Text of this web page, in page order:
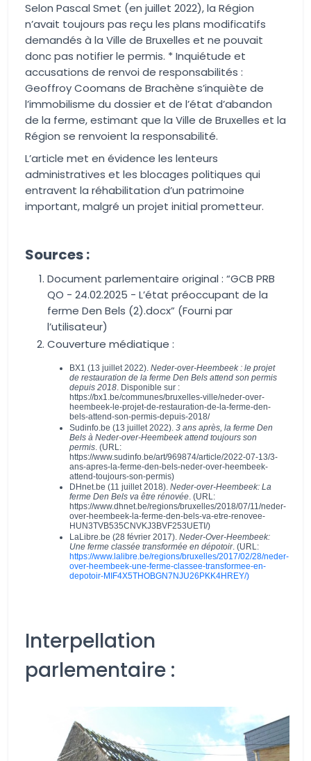
Selon Pascal Smet (en juillet 2022), la Région
n’avait toujours pas reçu les plans modificatifs
demandés à la Ville de Bruxelles et ne pouvait
donc pas notifier le permis. * Inquiétude et
accusations de renvoi de responsabilités :
Geoffroy Coomans de Brachène s’inquiète de
l’immobilisme du dossier et de l’état d’abandon
de la ferme, estimant que la Ville de Bruxelles et la
Région se renvoient la responsabilité.
L’article met en évidence les lenteurs
administratives et les blocages politiques qui
entravent la réhabilitation d’un patrimoine
important, malgré un projet initial prometteur.
Sources :
Document parlementaire original : “GCB PRB
QO - 24.02.2025 - L’état préoccupant de la
ferme Den Bels (2).docx” (Fourni par
l’utilisateur)
Couverture médiatique :
BX1 (13 juillet 2022). Neder-over-Heembeek : le projet
de restauration de la ferme Den Bels attend son permis
depuis 2018 . Disponible sur :
https://bx1.be/communes/bruxelles-ville/neder-over-
heembeek-le-projet-de-restauration-de-la-ferme-den-
bels-attend-son-permis-depuis-2018/
Sudinfo.be (13 juillet 2022). 3 ans après, la ferme Den
Bels à Neder-over-Heembeek attend toujours son
permis . (URL:
https://www.sudinfo.be/art/969874/article/2022-07-13/3-
ans-apres-la-ferme-den-bels-neder-over-heembeek-
attend-toujours-son-permis)
DHnet.be (11 juillet 2018). Neder-over-Heembeek: La
ferme Den Bels va être rénovée. (URL:
https://www.dhnet.be/regions/bruxelles/2018/07/11/neder-
over-heembeek-la-ferme-den-bels-va-etre-renovee-
HUN3TVB535CNVKJ3BVF253UETI/)
LaLibre.be (28 février 2017). Neder-Over-Heembeek:
Une ferme classée transformée en dépotoir. (URL:
https://www.lalibre.be/regions/bruxelles/2017/02/28/neder-
over-heembeek-une-ferme-classee-transformee-en-
depotoir-MIF4X5THOBGN7NJU26PKK4HREY/)
Interpellation
parlementaire :